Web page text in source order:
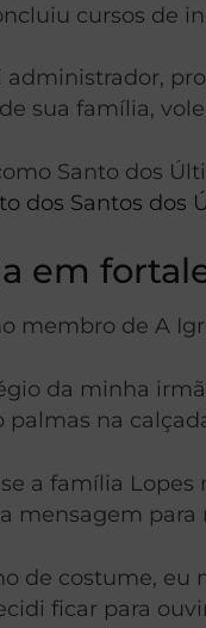
cursos de
sua família,
Santo dos
dos Santos dos
em
membro de A
da minha
na
a família
mensagem
de costume,
ficar para